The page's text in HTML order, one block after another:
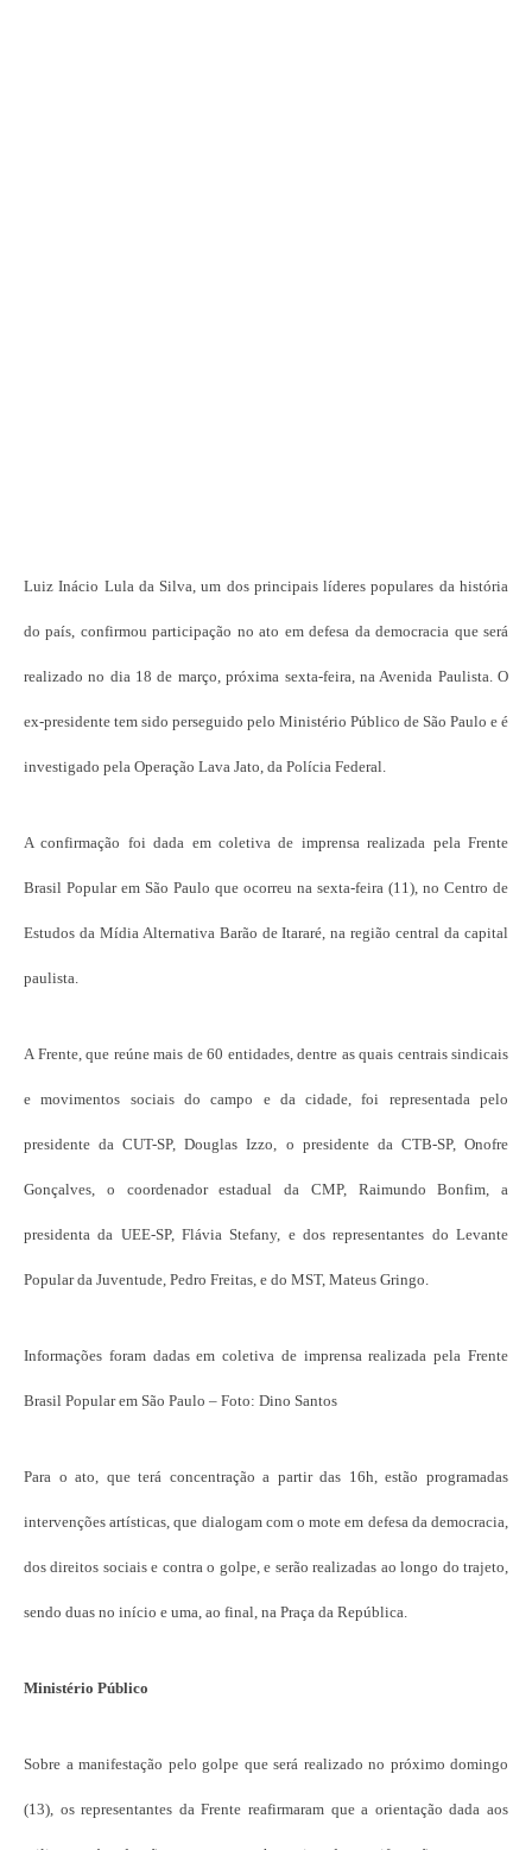
Luiz Inácio Lula da Silva, um dos principais líderes populares da história
do país, confirmou participação no ato em defesa da democracia que será
realizado no dia 18 de março, próxima sexta-feira, na Avenida Paulista. O
ex-presidente tem sido perseguido pelo Ministério Público de São Paulo e é
investigado pela Operação Lava Jato, da Polícia Federal.
A confirmação foi dada em coletiva de imprensa realizada pela Frente
Brasil Popular em São Paulo que ocorreu na sexta-feira (11), no Centro de
Estudos da Mídia Alternativa Barão de Itararé, na região central da capital
paulista.
A Frente, que reúne mais de 60 entidades, dentre as quais centrais sindicais
e movimentos sociais do campo e da cidade, foi representada pelo
presidente da CUT-SP, Douglas Izzo, o presidente da CTB-SP, Onofre
Gonçalves, o coordenador estadual da CMP, Raimundo Bonfim, a
presidenta da UEE-SP, Flávia Stefany, e dos representantes do Levante
Popular da Juventude, Pedro Freitas, e do MST, Mateus Gringo.
Informações foram dadas em coletiva de imprensa realizada pela Frente
Brasil Popular em São Paulo – Foto: Dino Santos
Para o ato, que terá concentração a partir das 16h, estão programadas
intervenções artísticas, que dialogam com o mote em defesa da democracia,
dos direitos sociais e contra o golpe, e serão realizadas ao longo do trajeto,
sendo duas no início e uma, ao final, na Praça da República.
Ministério Público
Sobre a manifestação pelo golpe que será realizado no próximo domingo
(13), os representantes da Frente reafirmaram que a orientação dada aos